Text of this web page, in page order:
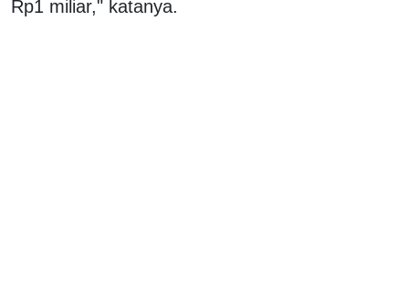
Rp1 miliar," katanya.